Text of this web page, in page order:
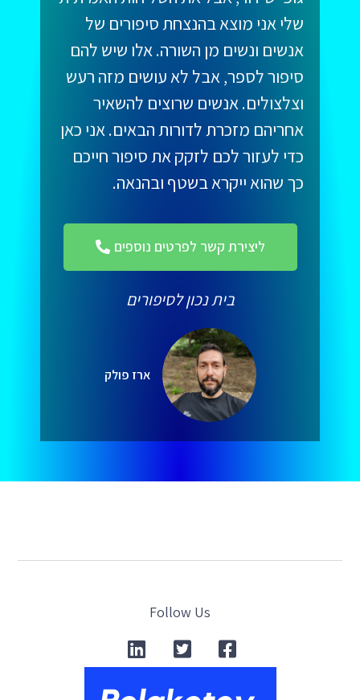
שלי אני מוצא בהנצחת סיפורים של
אנשים ונשים מן השורה. אלו שיש להם
סיפור לספר, אבל לא עושים מזה רעש
וצלצולים. אנשים שרוצים להשאיר
אחריהם מזכרת לדורות הבאים. אני כאן
כדי לעזור לכם לזקק את סיפור חייכם
כך שהוא ייקרא בשטף ובהנאה.
ליצירת קשר לפרטים נוספים
בית נכון לסיפורים
ארז פולק
Follow Us